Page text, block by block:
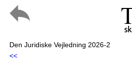
Den Juridiske Vejledning 2026-2
<<